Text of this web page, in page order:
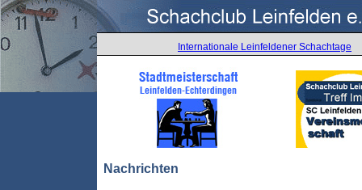
Internationale Leinfeldener Schachtage
Nachrichten